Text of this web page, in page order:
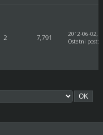
2 7,791
2012-06-02,
Ostatni post: